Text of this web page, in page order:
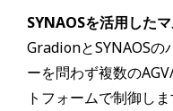
SYNAOSを活用した
GradionとSYNAOSの
ーを問わず複数の
トフォームで制御し